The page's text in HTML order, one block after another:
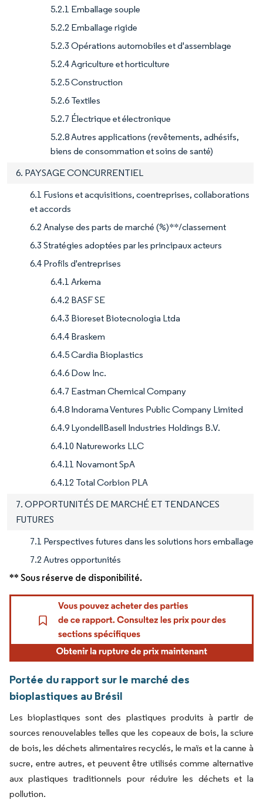
5.2.1 Emballage souple
5.2.2 Emballage rigide
5.2.3 Opérations automobiles et d'assemblage
5.2.4 Agriculture et horticulture
5.2.5 Construction
5.2.6 Textiles
5.2.7 Électrique et électronique
5.2.8 Autres applications (revêtements, adhésifs,
biens de consommation et soins de santé)
6. PAYSAGE CONCURRENTIEL
6.1 Fusions et acquisitions, coentreprises, collaborations
et accords
6.2 Analyse des parts de marché (%)**/classement
6.3 Stratégies adoptées par les principaux acteurs
6.4 Profils d'entreprises
6.4.1 Arkema
6.4.2 BASF SE
6.4.3 Bioreset Biotecnologia Ltda
6.4.4 Braskem
6.4.5 Cardia Bioplastics
6.4.6 Dow Inc.
6.4.7 Eastman Chemical Company
6.4.8 Indorama Ventures Public Company Limited
6.4.9 LyondellBasell Industries Holdings B.V.
6.4.10 Natureworks LLC
6.4.11 Novamont SpA
6.4.12 Total Corbion PLA
7. OPPORTUNITÉS DE MARCHÉ ET TENDANCES
FUTURES
7.1 Perspectives futures dans les solutions hors emballage
7.2 Autres opportunités
** Sous réserve de disponibilité.
Portée du rapport sur le marché des
bioplastiques au Brésil
Les bioplastiques sont des plastiques produits à partir de
sources renouvelables telles que les copeaux de bois, la sciure
de bois, les déchets alimentaires recyclés, le maïs et la canne à
sucre, entre autres, et peuvent être utilisés comme alternative
aux plastiques traditionnels pour réduire les déchets et la
pollution.